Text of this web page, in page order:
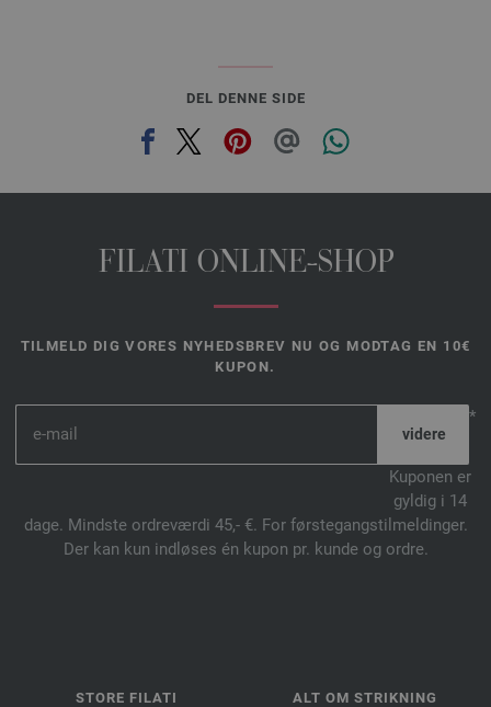
DEL DENNE SIDE
FILATI ONLINE-SHOP
TILMELD DIG VORES NYHEDSBREV NU OG MODTAG EN 10€
KUPON.
*
Kuponen er
gyldig i 14
dage. Mindste ordreværdi 45,- €. For førstegangstilmeldinger.
Der kan kun indløses én kupon pr. kunde og ordre.
STORE FILATI ALT OM STRIKNING